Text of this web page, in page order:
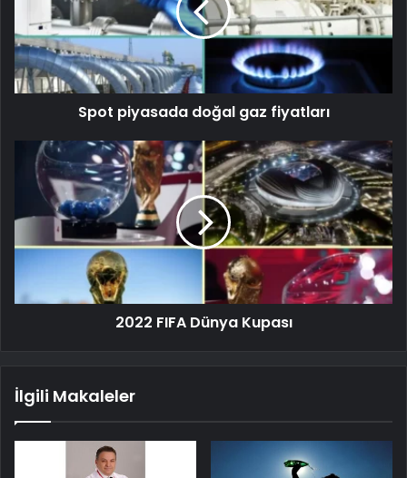
Spot piyasada doğal gaz fiyatları
2022 FIFA Dünya Kupası
İlgili Makaleler